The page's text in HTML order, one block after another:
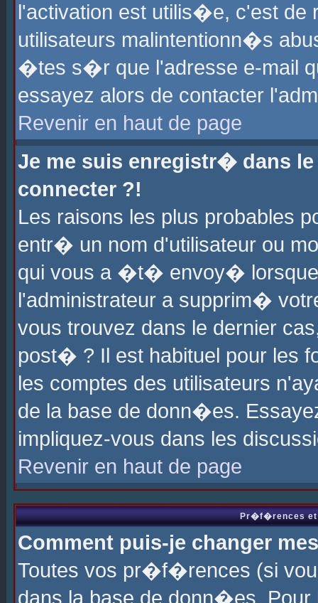
l'activation est utilis�e, c'est
utilisateurs malintentionn�s
�tes s�r que l'adresse e-mail
essayez alors de contacter
Revenir en haut de page
Je me suis enregistr� dans
connecter ?!
Les raisons les plus probables
entr� un nom d'utilisateur ou
qui vous a �t� envoy�
l'administrateur a supprim�
vous trouvez dans le dernier
post� ? Il est habituel pour les
les comptes des utilisateurs
de la base de donn�es.
impliquez-vous dans les
Revenir en haut de page
Pr�f�rences et
Comment puis-je changer
Toutes vos pr�f�rences (si
dans la base de donn�es.